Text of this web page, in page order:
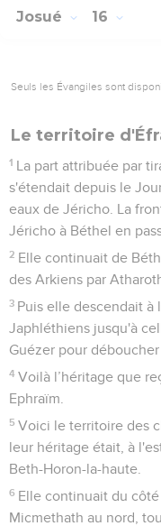
Josué 16
Seuls les Évangiles sont
Le territoire
1 La part attribuée par
s'étendait depuis le
eaux de Jéricho. La
Jéricho à Béthel en
2 Elle continuait de
des Arkiens par
3 Puis elle descendait à
Japhléthiens jusqu'à
Guézer pour déboucher
4 Voilà l’héritage que
Ephraïm.
5 Voici le territoire des
leur héritage était, à
Beth-Horon-la-haute.
6 Elle continuait du
Micmethath au nord,